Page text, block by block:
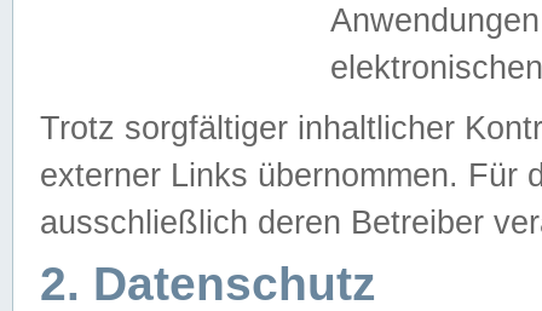
Trotz sorgfältiger inhaltlicher
externer Links übernommen. Für
ausschließlich deren Betreiber
2. Datenschutz